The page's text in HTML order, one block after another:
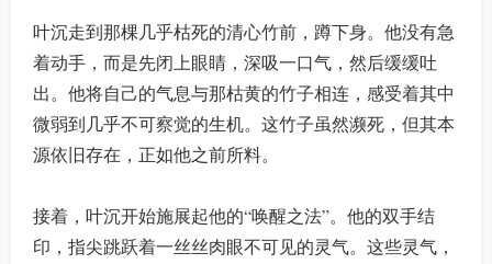
叶沉走到那棵几乎枯死的清心竹前，蹲下身。他没有急
着动手，而是先闭上眼睛，深吸一口气，然后缓缓吐
出。他将自己的气息与那枯黄的竹子相连，感受着其中
微弱到几乎不可察觉的生机。这竹子虽然濒死，但其本
源依旧存在，正如他之前所料。
接着，叶沉开始施展起他的“唤醒之法”。他的双手结
印，指尖跳跃着一丝丝肉眼不可见的灵气。这些灵气，